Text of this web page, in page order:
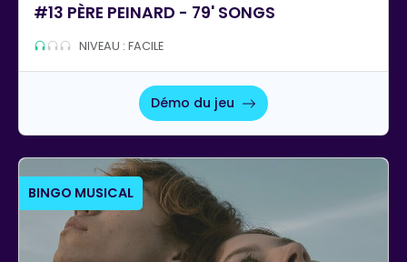
#13 PÈRE PEINARD - 79' SONGS
NIVEAU : FACILE
Démo du jeu
BINGO MUSICAL